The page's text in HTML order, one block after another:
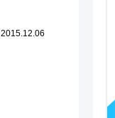
2015.12.06